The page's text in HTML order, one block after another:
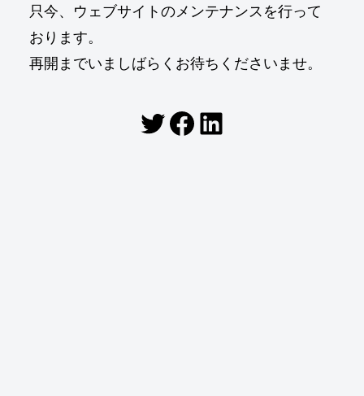
只今、ウェブサイトのメンテナンスを行って
おります。
再開までいましばらくお待ちくださいませ。
Twitter
Facebook
LinkedIn